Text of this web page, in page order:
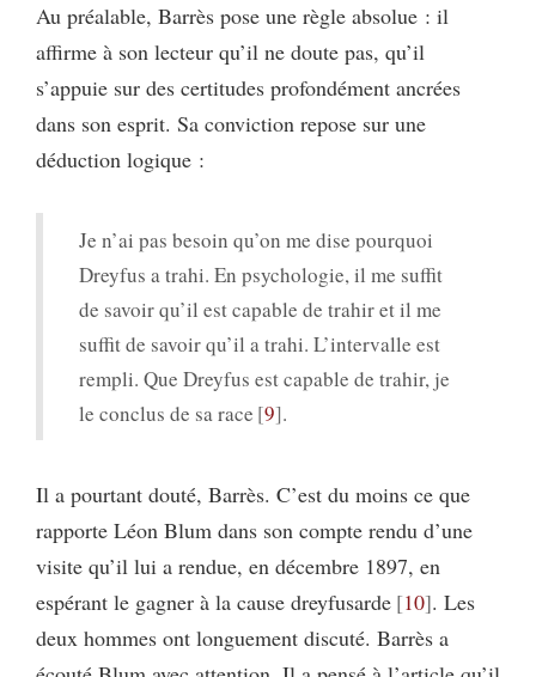
Au préalable, Barrès pose une règle absolue : il
affirme à son lecteur qu’il ne doute pas, qu’il
s’appuie sur des certitudes profondément ancrées
dans son esprit. Sa conviction repose sur une
déduction logique :
Je n’ai pas besoin qu’on me dise pourquoi
Dreyfus a trahi. En psychologie, il me suffit
de savoir qu’il est capable de trahir et il me
suffit de savoir qu’il a trahi. L’intervalle est
rempli. Que Dreyfus est capable de trahir, je
le conclus de sa race 9 .
Il a pourtant douté, Barrès. C’est du moins ce que
rapporte Léon Blum dans son compte rendu d’une
visite qu’il lui a rendue, en décembre 1897, en
espérant le gagner à la cause dreyfusarde 10 . Les
deux hommes ont longuement discuté. Barrès a